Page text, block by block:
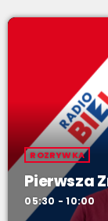
ROZRYWKA
Pierwsza
05:30 - 10:00